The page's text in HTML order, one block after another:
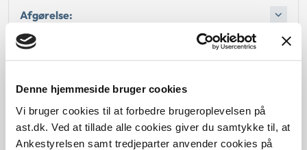
Denne hjemmeside bruger cookies
Vi bruger cookies til at forbedre brugeroplevelsen på
ast.dk. Ved at tillade alle cookies giver du samtykke til, at
Ankestyrelsen samt tredjeparter anvender cookies på
Afgørelse:
Bemærkninger til klagen
Dato for underskrift